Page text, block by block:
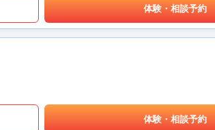
体験・相談予約
体験・相談予約